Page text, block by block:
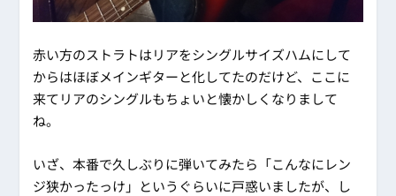
赤い方のストラトはリアをシングルサイズハムにして
からはほぼメインギターと化してたのだけど、ここに
来てリアのシングルもちょいと懐かしくなりまして
ね。
いざ、本番で久しぶりに弾いてみたら「こんなにレン
ジ狭かったっけ」というぐらいに戸惑いましたが、し